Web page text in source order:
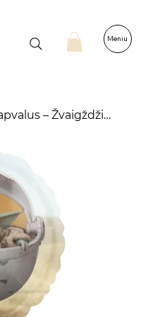
Meniu
Folinis balionas 45.7 cm apvalus – Žvaigždžių karai Star Wars Mandalorian